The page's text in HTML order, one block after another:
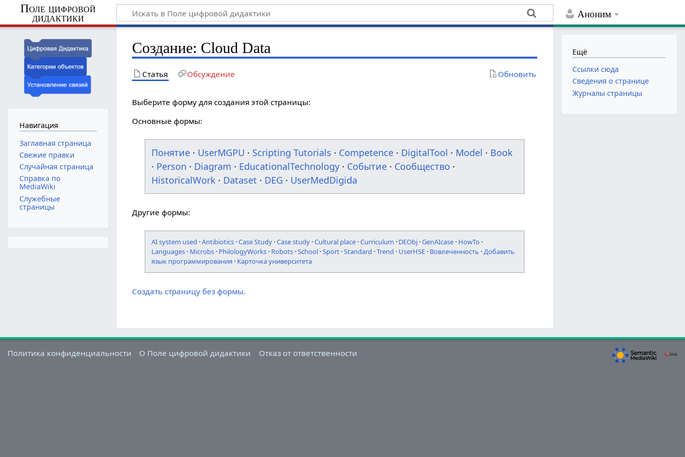
Аноним
Поле цифровой
дидактики
Создание: Cloud Data
Статья Обсуждение Обновить
Выберите форму для создания этой страницы:
Основные формы:
Понятие · UserMGPU · Scripting Tutorials · Competence · DigitalTool · Model · Book
· Person · Diagram · EducationalTechnology · Событие · Сообщество ·
HistoricalWork · Dataset · DEG · UserMedDigida
Другие формы:
AI system used ·Antibiotics ·Case Study ·Case study ·Cultural place ·Curriculum · DEObj ·GenAIcase · HowTo ·
Languages · Microbs · PhilologyWorks · Robots ·School ·Sport ·Standard ·Trend · UserHSE · Вовлеченность ·Добавить
язык программирования · Карточка университета
Создать страницу без формы.
Навигация
Заглавная страница
Свежие правки
Случайная страница
Справка по
MediaWiki
Служебные
страницы
Ещё
Ссылки сюда
Сведения о странице
Журналы страницы
Политика конфиденциальности О Поле цифровой дидактики Отказ от ответственности